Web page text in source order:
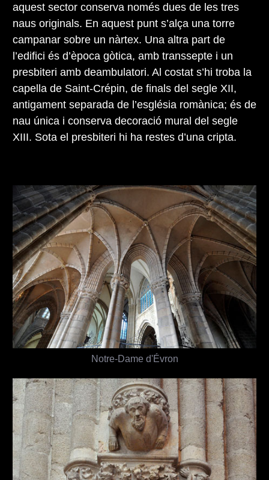
aquest sector conserva només dues de les tres
naus originals. En aquest punt s’alça una torre
campanar sobre un nàrtex. Una altra part de
l’edifici és d’època gòtica, amb transsepte i un
presbiteri amb deambulatori. Al costat s’hi troba la
capella de Saint-Crépin, de finals del segle XII,
antigament separada de l’església romànica; és de
nau única i conserva decoració mural del segle
XIII. Sota el presbiteri hi ha restes d’una cripta.
Notre-Dame d'Évron